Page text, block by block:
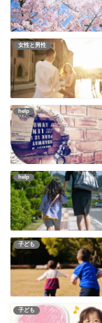
女性と男性
help
help
子ども
子ども